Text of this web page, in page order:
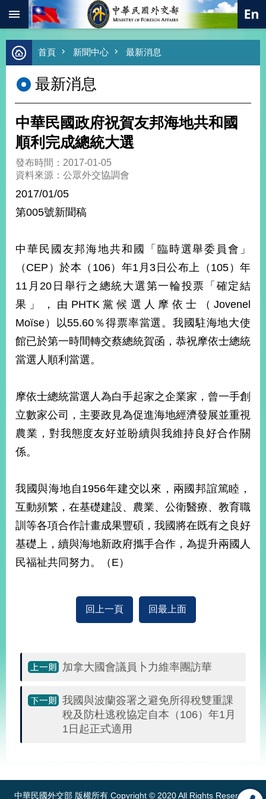
跳到主要內容區塊
進
階
尋
熱
總
合
外
價
外
交
經
濟
不
落
海
護
照
頁
站
導
覽
關
於
本
部
新
資
國
區
際
傳
首頁 新聞中心 最新消息
最新消息
中華民國政府祝賀友邦海地共和國
順利完成總統大選
發布時間：2017-01-05
資料來源：公眾外交協調會
2017/01/05
第005號新聞稿
中華民國友邦海地共和國「臨時選舉委員會」
（CEP）於本（106）年1月3日公布上（105）年
11月20日舉行之總統大選第一輪投票「確定結
果」，由PHTK黨候選人摩依士（Jovenel
Moïse）以55.60％得票率當選。我國駐海地大使
館已於第一時間轉交蔡總統賀函，恭祝摩依士總統
當選人順利當選。
摩依士總統當選人為白手起家之企業家，曾一手創
立數家公司，主要政見為促進海地經濟發展並重視
農業，對我態度友好並盼續與我維持良好合作關
係。
我國與海地自1956年建交以來，兩國邦誼篤睦，
互動頻繁，在基礎建設、農業、公衛醫療、教育職
訓等各項合作計畫成果豐碩，我國將在既有之良好
基礎上，續與海地新政府攜手合作，為提升兩國人
民福祉共同努力。（E）
回上一頁 回最上面
加拿大國會議員卜力維率團訪華
我國與波蘭簽署之避免所得稅雙重課
稅及防杜逃稅協定自本（106）年1月
1日起正式適用
中華民國外交部 版權所有 Copyright © 2020 All Rights Reserved